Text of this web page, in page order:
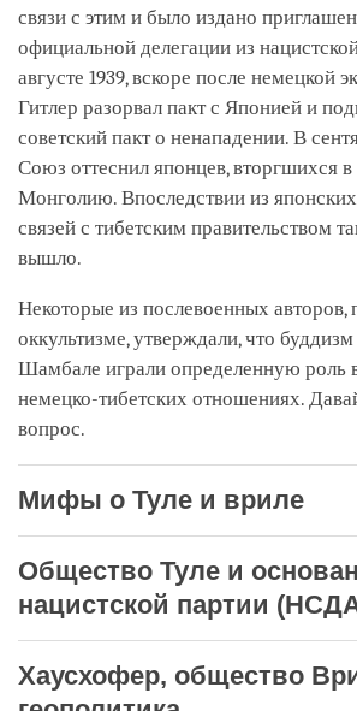
связи с этим и было издано
официальной делегации из
августе 1939, вскоре после немецкой
Гитлер разорвал пакт с Японией и
советский пакт о ненападении. В
Союз оттеснил японцев, вторгшихся
Монголию. Впоследствии из
связей с тибетским правительством
вышло.
Некоторые из послевоенных авторов,
оккультизме, утверждали, что
Шамбале играли определенную роль
немецко-тибетских отношениях.
вопрос.
Мифы о Туле и вриле
Общество Туле и
нацистской партии
Хаусхофер, общество